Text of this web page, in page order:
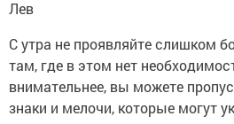
Лев
С утра не проявляйте слишком
там, где в этом нет
внимательнее, вы можете
знаки и мелочи, которые могут